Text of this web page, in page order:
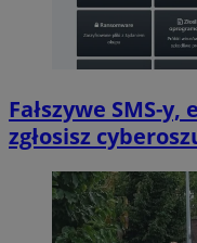
Fałszywe SMS-
zgłosisz